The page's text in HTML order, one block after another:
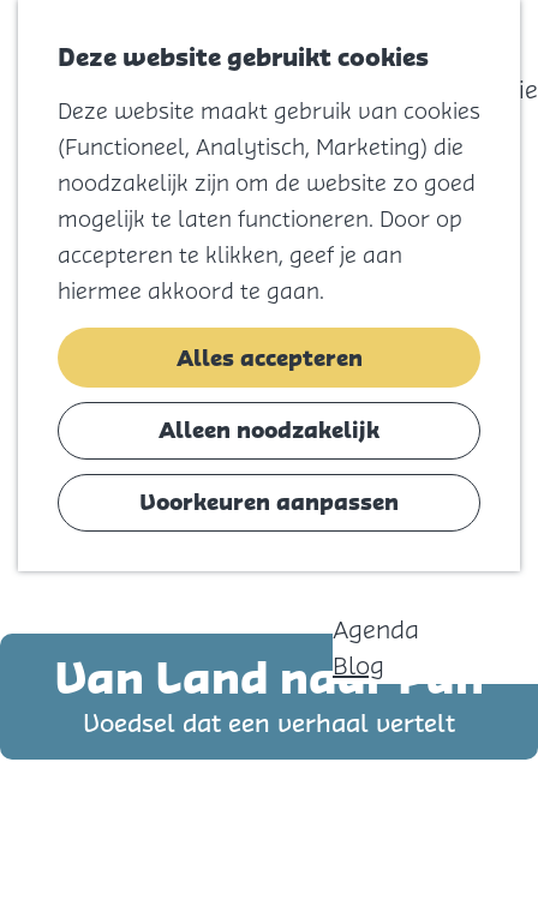
Deze website gebruikt cookies
Deze website maakt gebruik van cookies
(Functioneel, Analytisch, Marketing) die
noodzakelijk zijn om de website zo goed
mogelijk te laten functioneren. Door op
accepteren te klikken, geef je aan
hiermee akkoord te gaan.
Alles accepteren
Alleen noodzakelijk
Voorkeuren aanpassen
g
Menu
Zoeken
Watersport
Eilandhistorie
Voor kids
Naar het
strand
Natuur
Cultuur en
Winkelen
Koningsdag
Blijf
Eten
Slapen
Agenda
Blog
Van Land naar Pan
Voedsel dat een verhaal vertelt